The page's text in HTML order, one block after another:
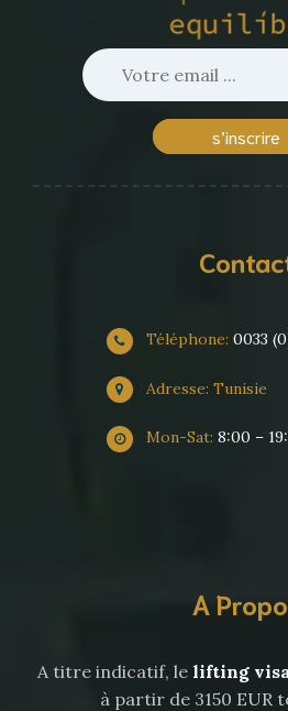
s’inscrire
Téléphone: 0033
Adresse: Tunisie
Mon-Sat: 8:00 –
A
A titre indicatif, le lifting
à partir de 3150 EUR